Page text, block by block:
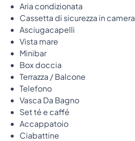
Aria condizionata
Cassetta di sicurezza in camera
Asciugacapelli
Vista mare
Minibar
Box doccia
Terrazza / Balcone
Telefono
Vasca Da Bagno
Set té e caffé
Accappatoio
Ciabattine